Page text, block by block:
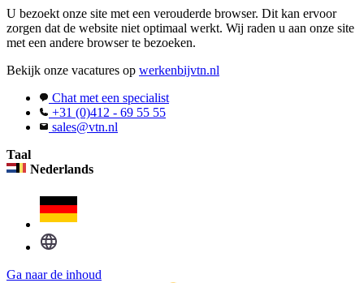
U bezoekt onze site met een verouderde browser. Dit kan ervoor
zorgen dat de website niet optimaal werkt. Wij raden u aan onze site
met een andere browser te bezoeken.
Bekijk onze vacatures op werkenbijvtn.nl
Chat met een specialist
+31 (0)412 - 69 55 55
sales@vtn.nl
Taal
Nederlands
Ga naar de inhoud